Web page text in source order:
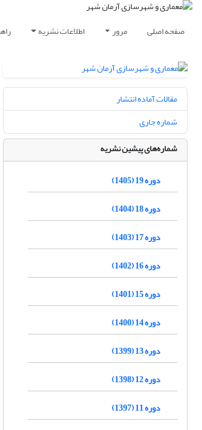
صفحه اصلی مرور اطلاعات نشریه
مقالات آماده انتشار
شماره جاری
شماره‌های پیشین نشریه
دوره 19 (1405)
دوره 18 (1404)
دوره 17 (1403)
دوره 16 (1402)
دوره 15 (1401)
دوره 14 (1400)
دوره 13 (1399)
دوره 12 (1398)
دوره 11 (1397)